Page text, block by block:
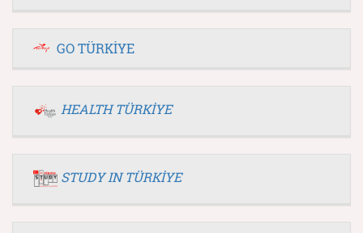
GO TÜRKİYE
HEALTH TÜRKİYE
STUDY IN TÜRKİYE